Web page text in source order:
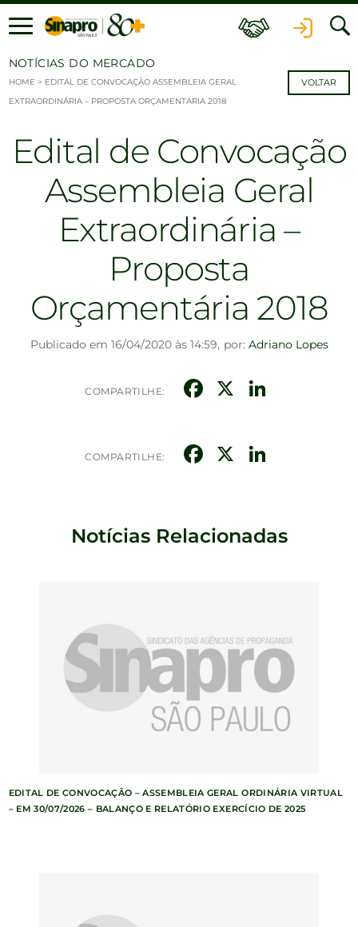
Ir para o conteúdo
NOTÍCIAS DO MERCADO
HOME > EDITAL DE CONVOCAÇÃO ASSEMBLEIA GERAL
EXTRAORDINÁRIA – PROPOSTA ORÇAMENTÁRIA 2018
VOLTAR
Edital de Convocação
Assembleia Geral
Extraordinária –
Proposta
Orçamentária 2018
Publicado em 16/04/2020 às 14:59, por: Adriano Lopes
COMPARTILHE: Facebook
X
COMPARTILHE: Facebook
X
Notícias Relacionadas
EDITAL DE CONVOCAÇÃO – ASSEMBLEIA GERAL ORDINÁRIA VIRTUAL
– EM 30/07/2026 – BALANÇO E RELATÓRIO EXERCÍCIO DE 2025